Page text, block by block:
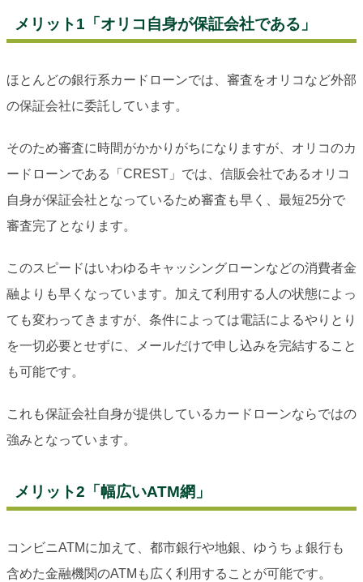
メリット1「オリコ自身が保証会社である」
ほとんどの銀行系カードローンでは、審査をオリコなど外部
の保証会社に委託しています。
そのため審査に時間がかかりがちになりますが、オリコのカ
ードローンである「CREST」では、信販会社であるオリコ
自身が保証会社となっているため審査も早く、最短25分で
審査完了となります。
このスピードはいわゆるキャッシングローンなどの消費者金
融よりも早くなっています。加えて利用する人の状態によっ
ても変わってきますが、条件によっては電話によるやりとり
を一切必要とせずに、メールだけで申し込みを完結すること
も可能です。
これも保証会社自身が提供しているカードローンならではの
強みとなっています。
メリット2「幅広いATM網」
コンビニATMに加えて、都市銀行や地銀、ゆうちょ銀行も
含めた金融機関のATMも広く利用することが可能です。